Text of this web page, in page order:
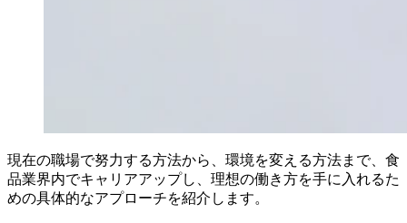
現在の職場で努力する方法から、環境を変える方法まで、食
品業界内でキャリアアップし、理想の働き方を手に入れるた
めの具体的なアプローチを紹介します。